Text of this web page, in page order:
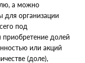
а можно
для организации
под
приобретение долей
или акций
(доле),